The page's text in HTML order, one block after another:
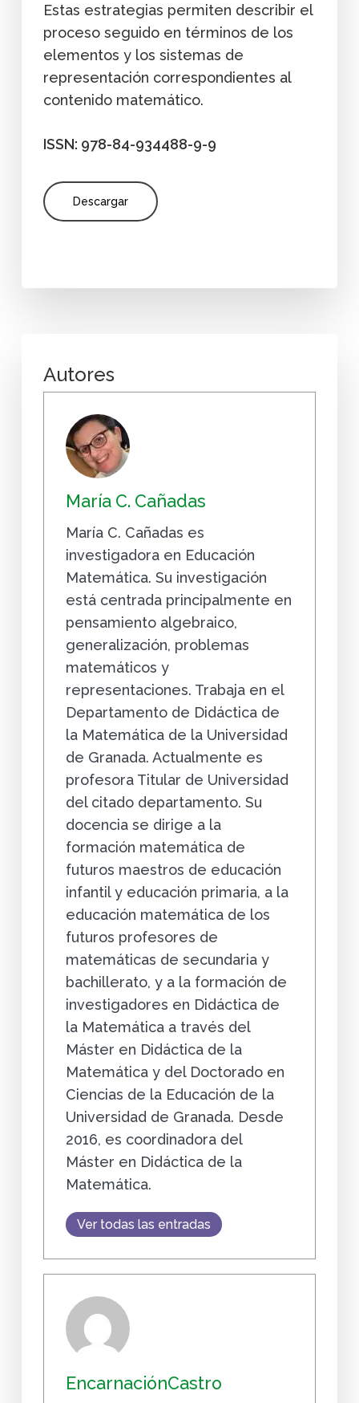
Estas estrategias permiten describir el
proceso seguido en términos de los
elementos y los sistemas de
representación correspondientes al
contenido matemático.
ISSN: 978-84-934488-9-9
Descargar
Autores
María C. Cañadas
María C. Cañadas es
investigadora en Educación
Matemática. Su investigación
está centrada principalmente en
pensamiento algebraico,
generalización, problemas
matemáticos y
representaciones. Trabaja en el
Departamento de Didáctica de
la Matemática de la Universidad
de Granada. Actualmente es
profesora Titular de Universidad
del citado departamento. Su
docencia se dirige a la
formación matemática de
futuros maestros de educación
infantil y educación primaria, a la
educación matemática de los
futuros profesores de
matemáticas de secundaria y
bachillerato, y a la formación de
investigadores en Didáctica de
la Matemática a través del
Máster en Didáctica de la
Matemática y del Doctorado en
Ciencias de la Educación de la
Universidad de Granada. Desde
2016, es coordinadora del
Máster en Didáctica de la
Matemática.
Ver todas las entradas
EncarnaciónCastro